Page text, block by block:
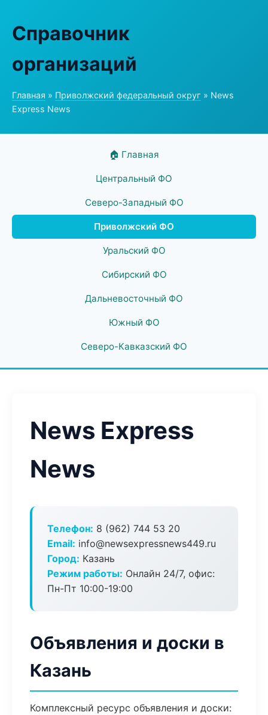
Справочник
организаций
Главная » Приволжский федеральный округ » News
Express News
🏠 Главная
Центральный ФО
Северо-Западный ФО
Приволжский ФО
Уральский ФО
Сибирский ФО
Дальневосточный ФО
Южный ФО
Северо-Кавказский ФО
News Express
News
Телефон: 8 (962) 744 53 20
Email: info@newsexpressnews449.ru
Город: Казань
Режим работы: Онлайн 24/7, офис:
Пн-Пт 10:00-19:00
Объявления и доски в
Казань
Комплексный ресурс объявления и доски: